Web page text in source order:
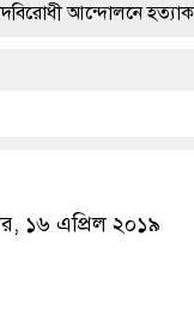
হত্যাকাণ্ডের বিচার
বলেই জুলাই আন্দোলন
দুইজনকে
প্রতীক বেগম খালেদা
ম্যাগাজিন ও গুলিসহ
১৬ এপ্রিল ২০১৯